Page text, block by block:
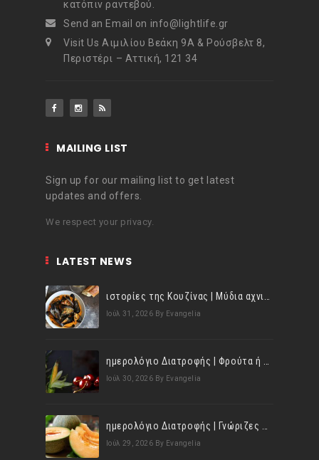
κατόπιν ραντεβού.
Send an Email on info@lightlife.gr
Visit Us Αιμιλίου Βεάκη 9Α & Ρούσβελτ 8,
Περιστέρι – Αττική, 121 34
MAILING LIST
Sign up for our mailing list to get latest
updates and offers.
We respect your privacy.
LATEST NEWS
ιστορίες της Κουζίνας | Μύδια αχνιστά σβησμένα με λευκό κρασί!
Ιούλ 31, 2026 By Evangelia
ημερολόγιο Διατροφής | Φρούτα ή λαχανικά; Γνωρίζεις τη διαφορά;
Ιούλ 30, 2026 By Evangelia
ημερολόγιο Διατροφής | Γνώριζες ότι, το πεπόνι περιέχει πολλές βιταμίνες;
Ιούλ 29, 2026 By Evangelia